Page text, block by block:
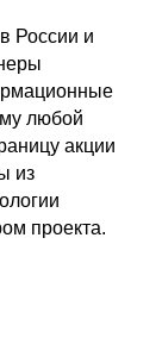
России и
любой
акции
из
проекта.